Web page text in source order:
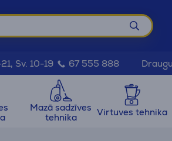
Sv. 10-19 67 555 888
Mazā sadzīves
tehnika
Virtuves tehnika